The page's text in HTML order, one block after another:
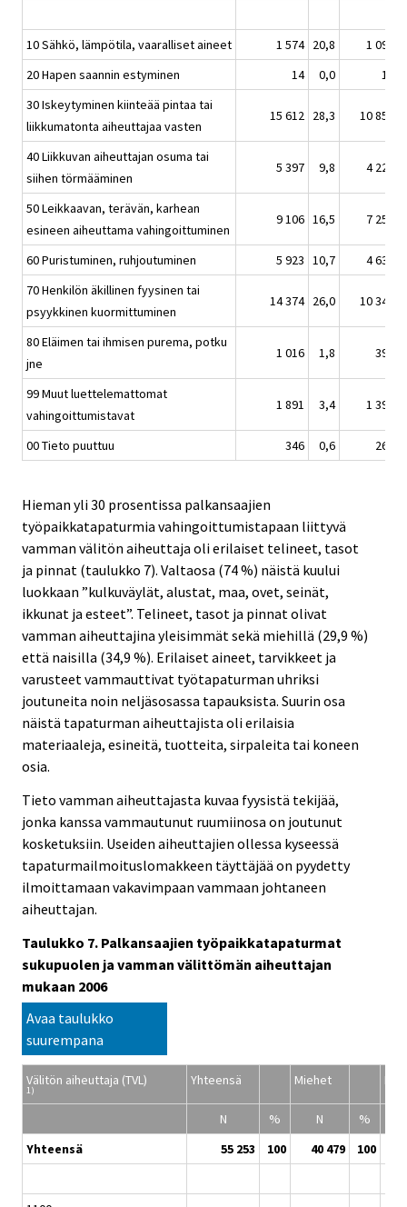
10 Sähkö, lämpötila, vaaralliset aineet 1 574 20,8
1 094
20 Hapen saannin estyminen
14 0,0
12
30 Iskeytyminen kiinteää pintaa tai
liikkumatonta aiheuttajaa vasten
15 612 28,3 10 855
40 Liikkuvan aiheuttajan osuma tai
siihen törmääminen
5 397 9,8 4 223
50 Leikkaavan, terävän, karhean
esineen aiheuttama vahingoittuminen
9 106 16,5 7 255
60 Puristuminen, ruhjoutuminen 5 923 10,7 4 636
70 Henkilön äkillinen fyysinen tai
psyykkinen kuormittuminen
14 374 26,0 10 345
80 Eläimen tai ihmisen purema, potku
jne
1 016 1,8 397
99 Muut luettelemattomat
vahingoittumistavat
1 891 3,4 1 394
00 Tieto puuttuu 346 0,6 268
Hieman yli 30 prosentissa palkansaajien
työpaikkatapaturmia vahingoittumistapaan liittyvä
vamman välitön aiheuttaja oli erilaiset telineet, tasot
ja pinnat (taulukko 7). Valtaosa (74 %) näistä kuului
luokkaan ”kulkuväylät, alustat, maa, ovet, seinät,
ikkunat ja esteet”. Telineet, tasot ja pinnat olivat
vamman aiheuttajina yleisimmät sekä miehillä (29,9 %)
että naisilla (34,9 %). Erilaiset aineet, tarvikkeet ja
varusteet vammauttivat työtapaturman uhriksi
joutuneita noin neljäsosassa tapauksista. Suurin osa
näistä tapaturman aiheuttajista oli erilaisia
materiaaleja, esineitä, tuotteita, sirpaleita tai koneen
osia.
Tieto vamman aiheuttajasta kuvaa fyysistä tekijää,
jonka kanssa vammautunut ruumiinosa on joutunut
kosketuksiin. Useiden aiheuttajien ollessa kyseessä
tapaturmailmoituslomakkeen täyttäjää on pyydetty
ilmoittamaan vakavimpaan vammaan johtaneen
aiheuttajan.
Taulukko 7. Palkansaajien työpaikkatapaturmat
sukupuolen ja vamman välittömän aiheuttajan
mukaan 2006
Avaa taulukko
suurempana
Välitön aiheuttaja (TVL)
1)
Yhteensä Miehet
N % N %
Yhteensä
55 253 100 40 479 100